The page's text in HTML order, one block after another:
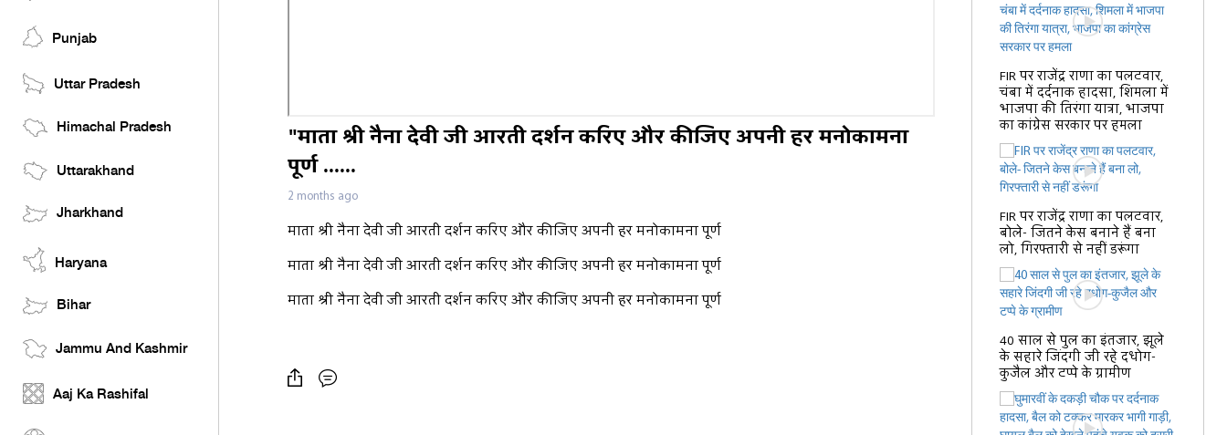
Punjab
Uttar Pradesh
Himachal Pradesh
Uttarakhand
Jharkhand
Haryana
Bihar
Jammu And Kashmir
Aaj Ka Rashifal
"माता श्री नैना देवी जी आरती दर्शन करिए और कीजिए अपनी हर मनोकामना
पूर्ण ......
2 months ago
माता श्री नैना देवी जी आरती दर्शन करिए और कीजिए अपनी हर मनोकामना पूर्ण
माता श्री नैना देवी जी आरती दर्शन करिए और कीजिए अपनी हर मनोकामना पूर्ण
माता श्री नैना देवी जी आरती दर्शन करिए और कीजिए अपनी हर मनोकामना पूर्ण
FIR पर राजेंद्र राणा का पलटवार,
चंबा में दर्दनाक हादसा, शिमला में
भाजपा की तिरंगा यात्रा, भाजपा
का कांग्रेस सरकार पर हमला
FIR पर राजेंद्र राणा का पलटवार,
बोले- जितने केस बनाने हैं बना
लो, गिरफ्तारी से नहीं डरूंगा
40 साल से पुल का इंतजार, झूले
के सहारे जिंदगी जी रहे दधोग-
कुजैल और टप्पे के ग्रामीण